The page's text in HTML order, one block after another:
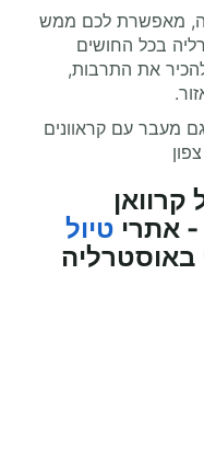
מאפשרת לכם ממש
בכל החושים
את התרבות,
מעבר עם קראוונים
קרוואן
אתרי טיול